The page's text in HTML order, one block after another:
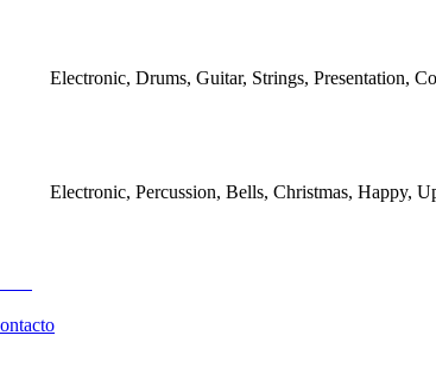
Electronic, Drums, Guitar, Strings, Presentation,
Electronic, Percussion, Bells, Christmas, Happy,